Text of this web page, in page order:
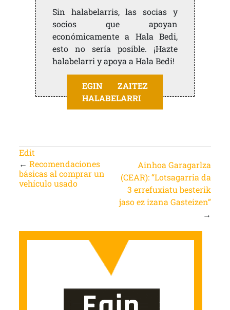
Sin halabelarris, las socias y
socios que apoyan
económicamente a Hala Bedi,
esto no sería posible. ¡Hazte
halabelarri y apoya a Hala Bedi!
EGIN ZAITEZ
HALABELARRI
Edit
← Recomendaciones
básicas al comprar un
vehículo usado
Ainhoa Garagarlza
(CEAR): “Lotsagarria da
3 errefuxiatu besterik
jaso ez izana Gasteizen”
→